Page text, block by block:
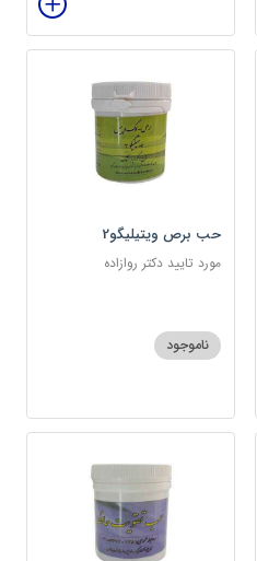
حب برص ویتیلیگو2
مورد تایید دکتر روازاده
ناموجود